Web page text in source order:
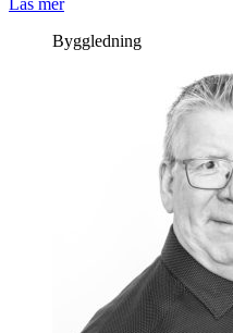
Läs mer
Byggledning